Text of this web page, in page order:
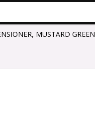
MUSTARD GREEN